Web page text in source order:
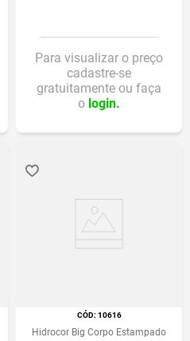
Para visualizar o preço
cadastre-se
gratuitamente ou faça
o login.
:10616
Hidrocor Big Corpo Estampado